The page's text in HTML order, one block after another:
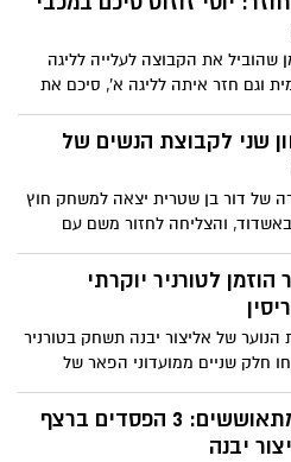
שהוביל את הקבוצה לעלייה לליגה
וגם חזר איתה לליגה א', סיכם את
תנאיו ל-4 חודשים ויאמן את הקבוצה עד תום
במועדון אמרו: "הוא הכי מתאים
בטח בסיטואציה שנוצרה"
שני לקבוצת הנשים של
של דור בן שטרית יצאה למשחק חוץ
והצליחה לחזור משם עם
ניצחון חלק 1:4, שהשכיח במעט את האכזבה
מול הפועל תל אביב. המאמן היה
"נמשיך להביא כבוד לעיר יבנה"
הוזמן לטורניר יוקרתי
הנוער של אליצור יבנה תשחק בטורניר
חלק שניים ממועדוני הפאר של
המנהל המקצועי צחי בוטביקה:
להפוך את זה למסורת, אתגר גדול"
לא מתאוששים: 3 הפסדים ברצף
יבנה